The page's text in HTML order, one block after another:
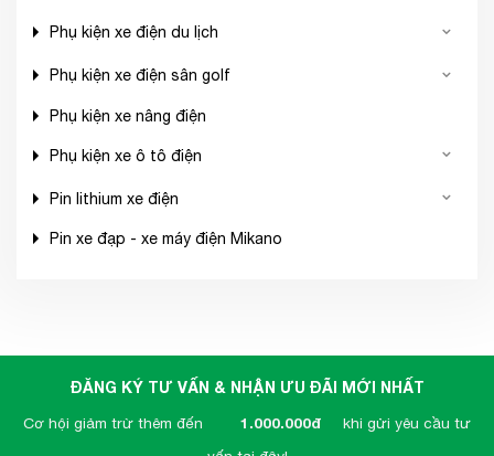
Phụ kiện xe điện du lịch
Phụ kiện xe điện sân golf
Phụ kiện xe nâng điện
Phụ kiện xe ô tô điện
Pin lithium xe điện
Pin xe đạp - xe máy điện Mikano
ĐĂNG KÝ TƯ VẤN & NHẬN ƯU ĐÃI MỚI NHẤT
Cơ hội giảm trừ thêm đến 1.000.000đ
khi gửi yêu cầu tư